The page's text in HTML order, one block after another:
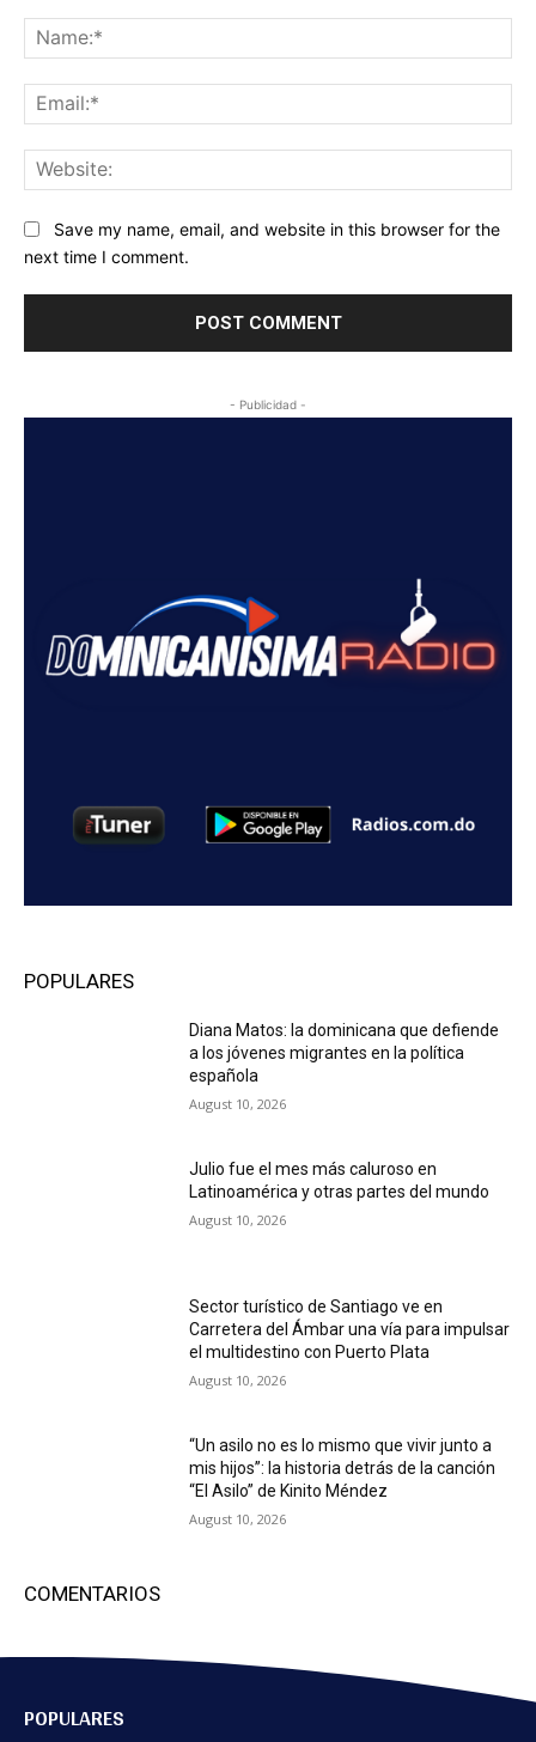
Save my name, email, and website in this browser for the
next time I comment.
- Publicidad -
POPULARES
Diana Matos: la dominicana que defiende
a los jóvenes migrantes en la política
española
August 10, 2026
Julio fue el mes más caluroso en
Latinoamérica y otras partes del mundo
August 10, 2026
Sector turístico de Santiago ve en
Carretera del Ámbar una vía para impulsar
el multidestino con Puerto Plata
August 10, 2026
“Un asilo no es lo mismo que vivir junto a
mis hijos”: la historia detrás de la canción
“El Asilo” de Kinito Méndez
August 10, 2026
COMENTARIOS
POPULARES